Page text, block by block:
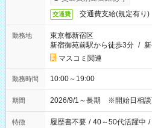
交通費 交通費支給(規定有り)
勤務地
東京都新宿区
新宿御苑前駅から徒歩3分 /
マスコミ関連
勤務時間 10:00～19:00
期間 2026/9/1～長期 ※開始日相
特徴 履歴書不要 / 40～50代活躍中 /